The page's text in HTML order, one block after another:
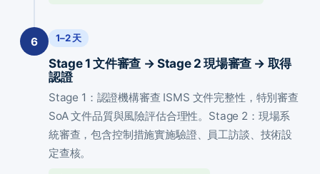
6 1–2 天
Stage 1 文件審查 → Stage 2 現場審查 → 取得
認證
Stage 1：認證機構審查 ISMS 文件完整性，特別審查
SoA 文件品質與風險評估合理性。Stage 2：現場系
統審查，包含控制措施實施驗證、員工訪談、技術設
定查核。